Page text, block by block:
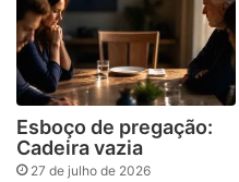
Esboço de pregação:
Cadeira vazia
27 de julho de 2026